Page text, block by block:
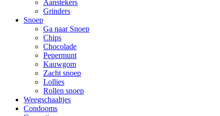
Aanstekers
Grinders
Snoep
Ga naar Snoep
Chips
Chocolade
Pepermunt
Kauwgom
Zacht snoep
Lollies
Rollen snoep
Weegschaaltjes
Condooms